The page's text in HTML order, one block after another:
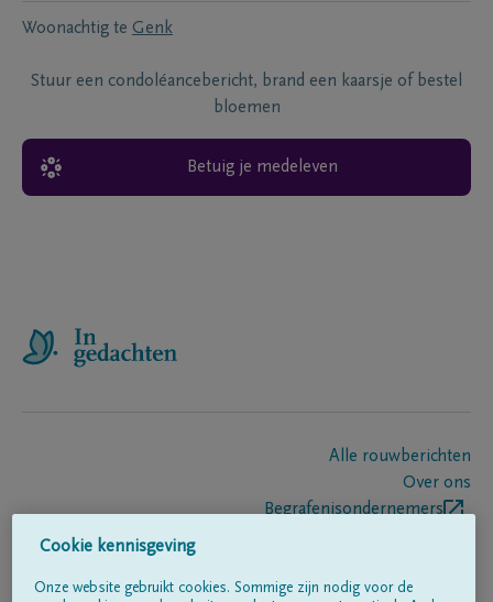
Woonachtig te Genk
Stuur een condoléancebericht, brand een kaarsje of bestel
bloemen
Betuig je medeleven
Alle rouwberichten
Over ons
Begrafenisondernemers
Cookie kennisgeving
Onze website gebruikt cookies. Sommige zijn nodig voor de